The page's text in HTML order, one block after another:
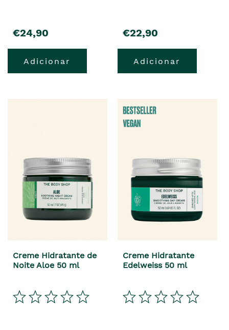
precio
€24,90
Adicionar
precio
€22,90
Adicionar
Creme Hidratante de
Noite Aloe 50 ml
Creme Hidratante
Edelweiss 50 ml